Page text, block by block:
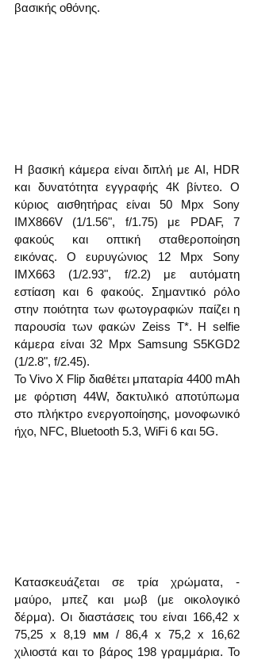
βασικής οθόνης.
Η βασική κάμερα είναι διπλή με AI, HDR
και δυνατότητα εγγραφής 4К βίντεο. Ο
κύριος αισθητήρας είναι 50 Mpx Sony
IMX866V (1/1.56", f/1.75) με PDAF, 7
φακούς και οπτική σταθεροποίηση
εικόνας. Ο ευρυγώνιος 12 Mpx Sony
IMX663 (1/2.93", f/2.2) με αυτόματη
εστίαση και 6 φακούς. Σημαντικό ρόλο
στην ποιότητα των φωτογραφιών παίζει η
παρουσία των φακών Zeiss T*. Η selfie
κάμερα είναι 32 Mpx Samsung S5KGD2
(1/2.8", f/2.45).
Το Vivo X Flip διαθέτει μπαταρία 4400 mAh
με φόρτιση 44W, δακτυλικό αποτύπωμα
στο πλήκτρο ενεργοποίησης, μονοφωνικό
ήχο, NFC, Bluetooth 5.3, WiFi 6 και 5G.
Κατασκευάζεται σε τρία χρώματα, -
μαύρο, μπεζ και μωβ (με οικολογικό
δέρμα). Οι διαστάσεις του είναι 166,42 х
75,25 х 8,19 мм / 86,4 х 75,2 х 16,62
χιλιοστά και το βάρος 198 γραμμάρια. Το